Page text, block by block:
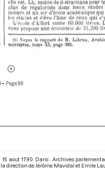
• Page 86
aout 1790. Dans : Archives
la direction de Jérôme Mavidal et Emile